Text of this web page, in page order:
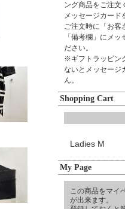
ング商品をご注文
メッセージカード
ご注文時に「お客
「備考欄」にメ
ださい。
※ギフトラッピン
ないとメッセージ
ん。
Shopping Cart
Ladies M
My Page
この商品をマイ
が出来ます。